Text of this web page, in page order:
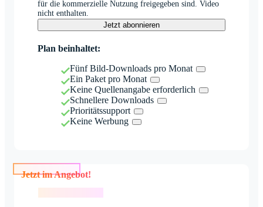
für die kommerzielle Nutzung freigegeben sind. Video
nicht enthalten.
Jetzt abonnieren
Plan beinhaltet:
Fünf Bild-Downloads pro Monat
Ein Paket pro Monat
Keine Quellenangabe erforderlich
Schnellere Downloads
Prioritätssupport
Keine Werbung
Jetzt im Angebot!